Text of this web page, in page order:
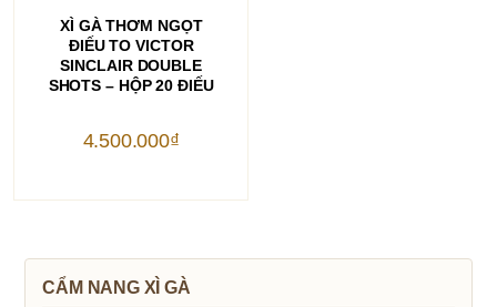
THÊM VÀO GIỎ HÀNG
XÌ GÀ THƠM NGỌT
ĐIẾU TO VICTOR
SINCLAIR DOUBLE
SHOTS – HỘP 20 ĐIẾU
4.500.000₫
CẨM NANG XÌ GÀ